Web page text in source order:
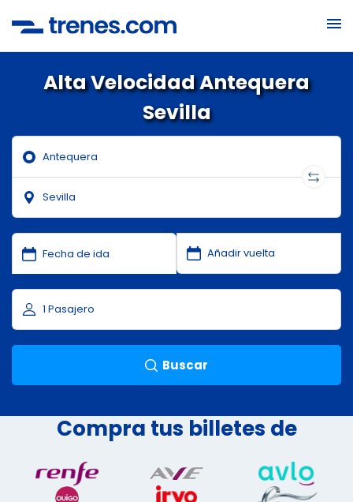
Alta Velocidad Antequera
Sevilla
Buscar
Compra tus billetes de